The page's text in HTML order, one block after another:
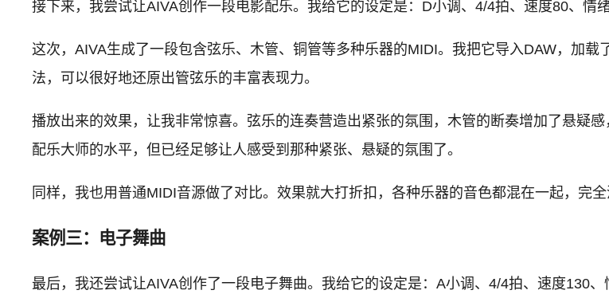
接下来，我尝试让AIVA创作一段电影配乐。我给它的设定是：D小调、4/4拍、速度80、情绪
这次，AIVA生成了一段包含弦乐、木管、铜管等多种乐器的MIDI。我把它导入DAW，加
法，可以很好地还原出管弦乐的丰富表现力。
播放出来的效果，让我非常惊喜。弦乐的连奏营造出紧张的氛围，木管的断奏增加了悬疑
配乐大师的水平，但已经足够让人感受到那种紧张、悬疑的氛围了。
同样，我也用普通MIDI音源做了对比。效果就大打折扣，各种乐器的音色都混在一起，完全
案例三：电子舞曲
最后，我还尝试让AIVA创作了一段电子舞曲。我给它的设定是：A小调、4/4拍、速度130、